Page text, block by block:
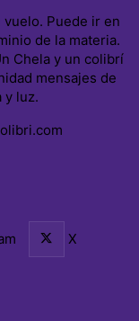
Puede ir en
de la materia.
Chela y un colibrí
mensajes de
y luz.
X